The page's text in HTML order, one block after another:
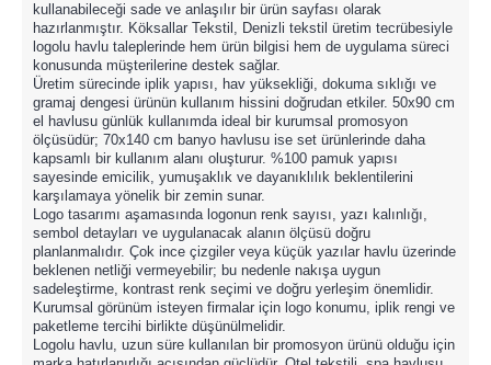
kullanabileceği sade ve anlaşılır bir ürün sayfası olarak
hazırlanmıştır. Köksallar Tekstil, Denizli tekstil üretim tecrübesiyle
logolu havlu taleplerinde hem ürün bilgisi hem de uygulama süreci
konusunda müşterilerine destek sağlar.
Üretim sürecinde iplik yapısı, hav yüksekliği, dokuma sıklığı ve
gramaj dengesi ürünün kullanım hissini doğrudan etkiler. 50x90 cm
el havlusu günlük kullanımda ideal bir kurumsal promosyon
ölçüsüdür; 70x140 cm banyo havlusu ise set ürünlerinde daha
kapsamlı bir kullanım alanı oluşturur. %100 pamuk yapısı
sayesinde emicilik, yumuşaklık ve dayanıklılık beklentilerini
karşılamaya yönelik bir zemin sunar.
Logo tasarımı aşamasında logonun renk sayısı, yazı kalınlığı,
sembol detayları ve uygulanacak alanın ölçüsü doğru
planlanmalıdır. Çok ince çizgiler veya küçük yazılar havlu üzerinde
beklenen netliği vermeyebilir; bu nedenle nakışa uygun
sadeleştirme, kontrast renk seçimi ve doğru yerleşim önemlidir.
Kurumsal görünüm isteyen firmalar için logo konumu, iplik rengi ve
paketleme tercihi birlikte düşünülmelidir.
Logolu havlu, uzun süre kullanılan bir promosyon ürünü olduğu için